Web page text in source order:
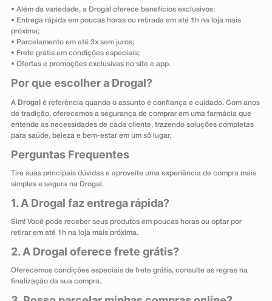
• Além da variedade, a Drogal oferece benefícios exclusivos:
• Entrega rápida em poucas horas ou retirada em até 1h na loja mais
próxima;
• Parcelamento em até 3x sem juros;
• Frete grátis em condições especiais;
• Ofertas e promoções exclusivas no site e app.
Por que escolher a Drogal?
A Drogal é referência quando o assunto é confiança e cuidado. Com anos
de tradição, oferecemos a segurança de comprar em uma farmácia que
entende as necessidades de cada cliente, trazendo soluções completas
para saúde, beleza e bem-estar em um só lugar.
Perguntas Frequentes
Tire suas principais dúvidas e aproveite uma experiência de compra mais
simples e segura na Drogal.
1. A Drogal faz entrega rápida?
Sim! Você pode receber seus produtos em poucas horas ou optar por
retirar em até 1h na loja mais próxima.
2. A Drogal oferece frete grátis?
Oferecemos condições especiais de frete grátis, consulte as regras na
finalização da sua compra.